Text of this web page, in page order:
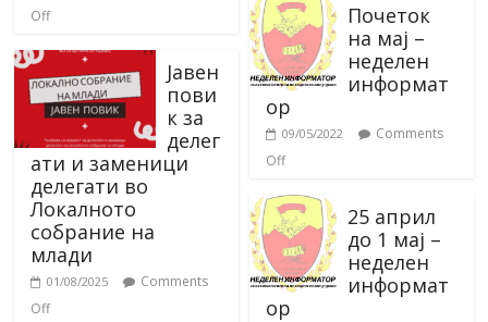
Off
Јавен
пови
к за
делег
ати и заменици
делегати во
Локалното
собрание на
млади
01/08/2025
Comments
Off
Почеток
на мај –
неделен
информат
ор
09/05/2022
Comments
Off
25 април
до 1 мај –
неделен
информат
ор